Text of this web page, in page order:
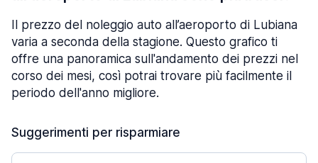
Il prezzo del noleggio auto all’aeroporto di Lubiana
varia a seconda della stagione. Questo grafico ti
offre una panoramica sull'andamento dei prezzi nel
corso dei mesi, così potrai trovare più facilmente il
periodo dell'anno migliore.
Suggerimenti per risparmiare